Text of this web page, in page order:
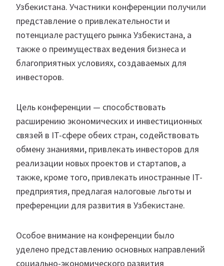
Узбекистана. Участники конференции получили
представление о привлекательности и
потенциале растущего рынка Узбекистана, а
также о преимуществах ведения бизнеса и
благоприятных условиях, создаваемых для
инвесторов.
Цель конференции — способствовать
расширению экономических и инвестиционных
связей в IT-сфере обеих стран, содействовать
обмену знаниями, привлекать инвесторов для
реализации новых проектов и стартапов, а
также, кроме того, привлекать иностранные IT-
предприятия, предлагая налоговые льготы и
преференции для развития в Узбекистане.
Особое внимание на конференции было
уделено представлению основных направлений
социально-экономического развития